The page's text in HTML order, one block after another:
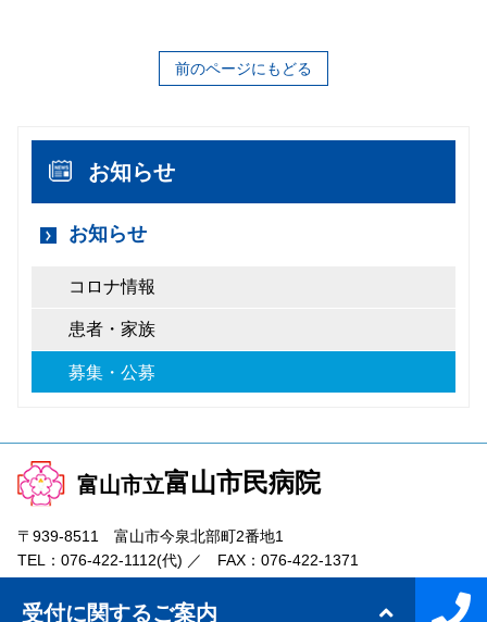
前のページにもどる
お知らせ
お知らせ
コロナ情報
患者・家族
募集・公募
受付に関するご案内
富山市立富山市民病院
〒939-8511 富山市今泉北部町2番地1
TEL： 076-422-1112(代) ／ FAX： 076-422-1371